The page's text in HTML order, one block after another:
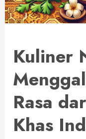
Kuliner
Rasa
Khas